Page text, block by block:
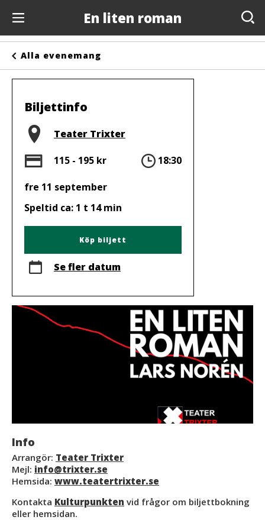
En liten roman
Anslagstavlan
Arrangörer
Kontakta oss
Om oss
Alla evenemang
Biljettinfo
Plats
Teater Trixter
Pris
115 - 195 kr Tid
18:30
fre 11 september
Speltid ca: 1 t 14 min
Köp biljett
Se fler datum
Info
Arrangör: Teater Trixter
Mejl: info@trixter.se
Hemsida: www.teatertrixter.se
Kontakta Kulturpunkten vid frågor om biljettbokning
eller hemsidan.